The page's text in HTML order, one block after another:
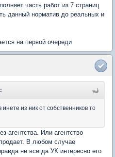
часть работ из 7 страниц
данный норматив до реальных и
на первой очереди
из ник от собственников то
агентства. Или агентство
В любом случае
не всегда УК интересно его